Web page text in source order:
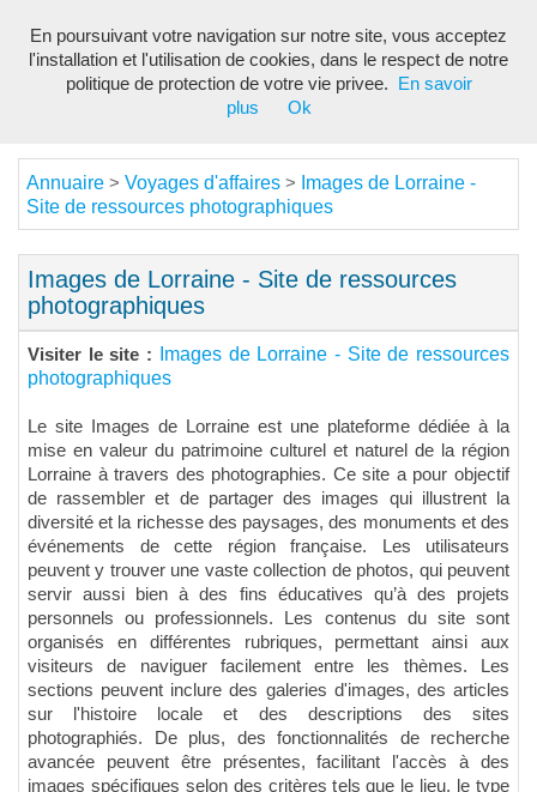
Annuaire > Voyages d'affaires >
Images de Lorraine -
Site de ressources photographiques
Images de Lorraine - Site de ressources
photographiques
Visiter le site :
Images de Lorraine - Site de ressources
photographiques
Le site Images de Lorraine est une plateforme dédiée à la
mise en valeur du patrimoine culturel et naturel de la région
Lorraine à travers des photographies. Ce site a pour objectif
de rassembler et de partager des images qui illustrent la
diversité et la richesse des paysages, des monuments et des
événements de cette région française. Les utilisateurs
peuvent y trouver une vaste collection de photos, qui peuvent
servir aussi bien à des fins éducatives qu’à des projets
personnels ou professionnels. Les contenus du site sont
organisés en différentes rubriques, permettant ainsi aux
visiteurs de naviguer facilement entre les thèmes. Les
sections peuvent inclure des galeries d'images, des articles
sur l'histoire locale et des descriptions des sites
photographiés. De plus, des fonctionnalités de recherche
avancée peuvent être présentes, facilitant l'accès à des
images spécifiques selon des critères tels que le lieu, le type
En poursuivant votre navigation sur notre site, vous acceptez
l'installation et l'utilisation de cookies, dans le respect de notre
politique de protection de votre vie privee.
En savoir
plus
Ok